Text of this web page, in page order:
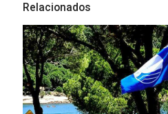
Relacionados